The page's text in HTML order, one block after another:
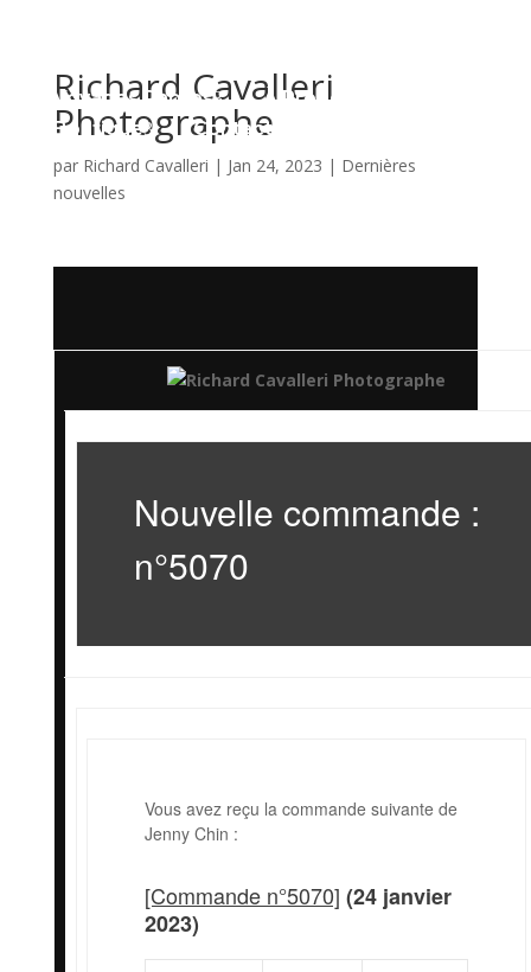
Voyages Photos3 À Propos
Boutique3 Contact
Richard Cavalleri
Photographe
par Richard Cavalleri | Jan 24, 2023 | Dernières
nouvelles
Nouvelle commande :
n°5070
Vous avez reçu la commande suivante de
Jenny Chin :
[Commande n°5070] (24 janvier
2023)